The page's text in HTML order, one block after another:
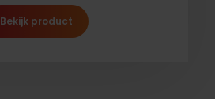
Bekijk product